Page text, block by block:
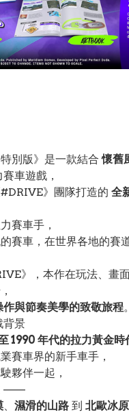
別版》是一款結合懷舊
車遊戲，
》團隊打造的 全
賽車手，
賽車，在世界各地的賽
》，本作在玩法、畫
作與節奏美學的致敬旅程。
背景
1990 年代的拉力黃金時
賽車界的新手車手，
夥伴一起，
——
濕滑的山路 到 北歐冰